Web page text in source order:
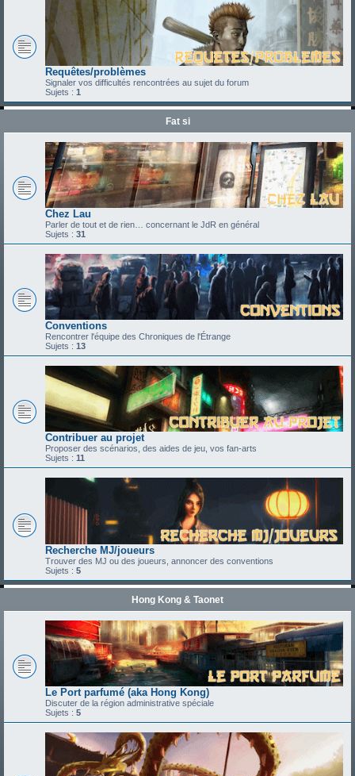
Requêtes/problèmes
Signaler vos difficultés rencontrées au sujet du forum
Sujets : 1
Fat si
Chez Lau
Parler de tout et de rien… concernant le JdR en général
Sujets : 31
Conventions
Rencontrer l'équipe des Chroniques de l'Étrange
Sujets : 13
Contribuer au projet
Proposer des scénarios, des aides de jeu, vos fan-arts
Sujets : 11
Recherche MJ/joueurs
Trouver des MJ ou des joueurs, annoncer des conventions
Sujets : 5
Hong Kong & Taonet
Le Port parfumé (aka Hong Kong)
Discuter de la région administrative spéciale
Sujets : 5